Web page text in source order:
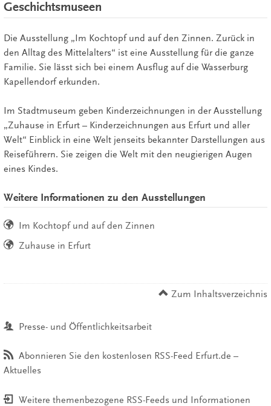
Geschichtsmuseen
Die Ausstellung „Im Kochtopf und auf den Zinnen. Zurück in
den Alltag des Mittelalters“ ist eine Ausstellung für die ganze
Familie. Sie lässt sich bei einem Ausflug auf die Wasserburg
Kapellendorf erkunden.
Im Stadtmuseum geben Kinderzeichnungen in der Ausstellung
„Zuhause in Erfurt – Kinderzeichnungen aus Erfurt und aller
Welt“ Einblick in eine Welt jenseits bekannter Darstellungen aus
Reiseführern. Sie zeigen die Welt mit den neugierigen Augen
eines Kindes.
Weitere Informationen zu den Ausstellungen
Im Kochtopf und auf den Zinnen
Zuhause in Erfurt
Zum Inhaltsverzeichnis
Presse- und Öffentlichkeitsarbeit
Abonnieren Sie den kostenlosen RSS-Feed Erfurt.de –
Aktuelles
Weitere themenbezogene RSS-Feeds und Informationen